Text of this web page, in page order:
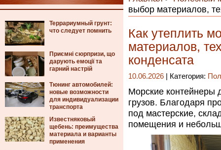
Террариумный грунт:
что следует помнить
Приємні сюрпризи, що
дарують емоції та
гарний настрій
Тюнинг автомобилей:
новые возможности
для индивидуализации
транспорта
Известняковый
щебень: преимущества
материала и варианты
применения
выбор материалов,
Как утеплить
материалов,
конденсата
10.06.2026 | Категория:
Морские контейнеры
грузов. Благодаря
под мастерские,
помещения и